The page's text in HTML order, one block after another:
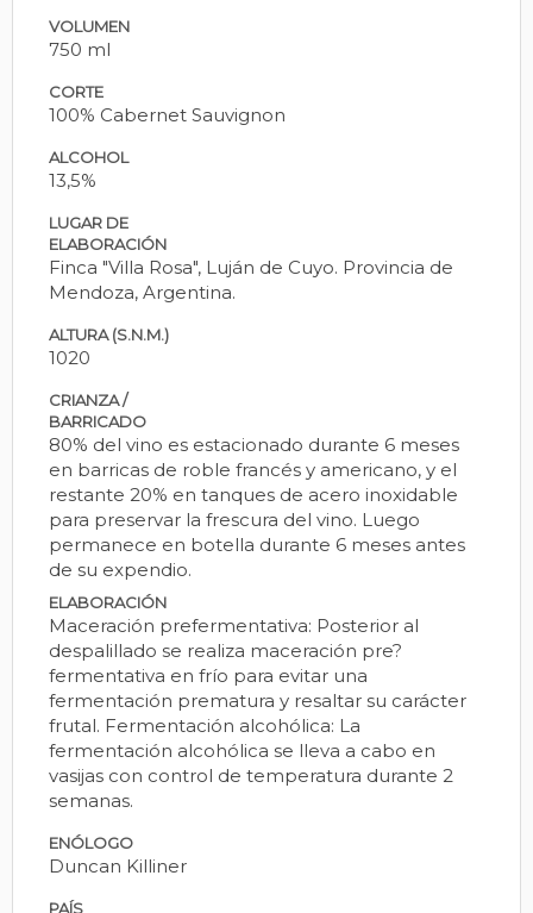
VOLUMEN
750 ml
CORTE
100% Cabernet Sauvignon
ALCOHOL
13,5%
LUGAR DE
ELABORACIÓN
Finca "Villa Rosa", Luján de Cuyo. Provincia de
Mendoza, Argentina.
ALTURA (S.N.M.)
1020
CRIANZA /
BARRICADO
80% del vino es estacionado durante 6 meses
en barricas de roble francés y americano, y el
restante 20% en tanques de acero inoxidable
para preservar la frescura del vino. Luego
permanece en botella durante 6 meses antes
de su expendio.
ELABORACIÓN
Maceración prefermentativa: Posterior al
despalillado se realiza maceración pre?
fermentativa en frío para evitar una
fermentación prematura y resaltar su carácter
frutal. Fermentación alcohólica: La
fermentación alcohólica se lleva a cabo en
vasijas con control de temperatura durante 2
semanas.
ENÓLOGO
Duncan Killiner
PAÍS